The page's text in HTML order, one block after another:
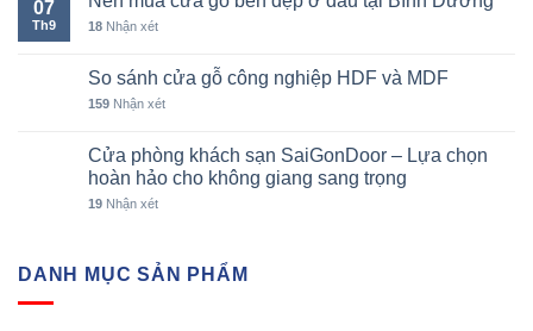
07
Th9 18 Nhận xét
So sánh cửa gỗ công nghiệp HDF và MDF
159 Nhận xét
Cửa phòng khách sạn SaiGonDoor – Lựa chọn
hoàn hảo cho không giang sang trọng
19 Nhận xét
DANH MỤC SẢN PHẨM